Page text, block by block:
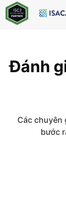
Đánh
Các chuyên
bước